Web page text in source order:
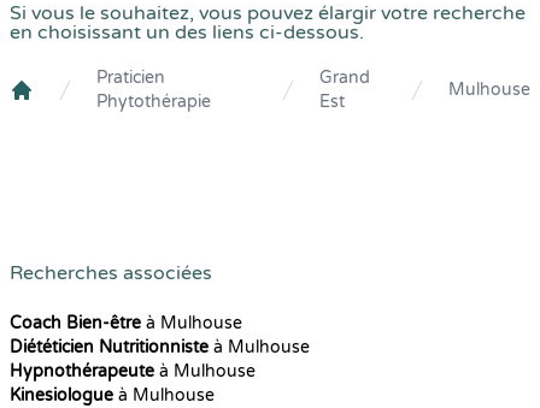
Si vous le souhaitez, vous pouvez élargir votre recherche
en choisissant un des liens ci-dessous.
Crenolibre
Praticien
Phytothérapie
Grand
Est
Mulhouse
Recherches associées
Coach Bien-être à Mulhouse
Diététicien Nutritionniste à Mulhouse
Hypnothérapeute à Mulhouse
Kinesiologue à Mulhouse